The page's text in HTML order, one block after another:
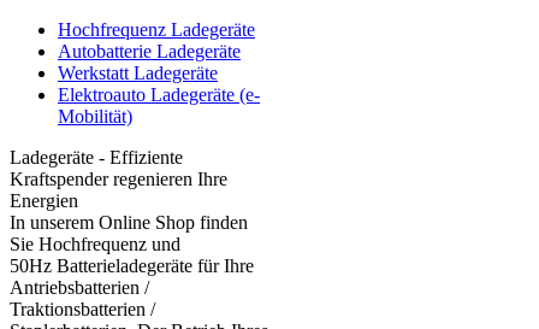
Hochfrequenz Ladegeräte
Autobatterie Ladegeräte
Werkstatt Ladegeräte
Elektroauto Ladegeräte (e-
Mobilität)
Ladegeräte - Effiziente
Kraftspender regenieren Ihre
Energien
In unserem Online Shop finden
Sie Hochfrequenz und
50Hz Batterieladegeräte für Ihre
Antriebsbatterien /
Traktionsbatterien /